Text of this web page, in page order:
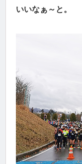
いいなぁ～と。